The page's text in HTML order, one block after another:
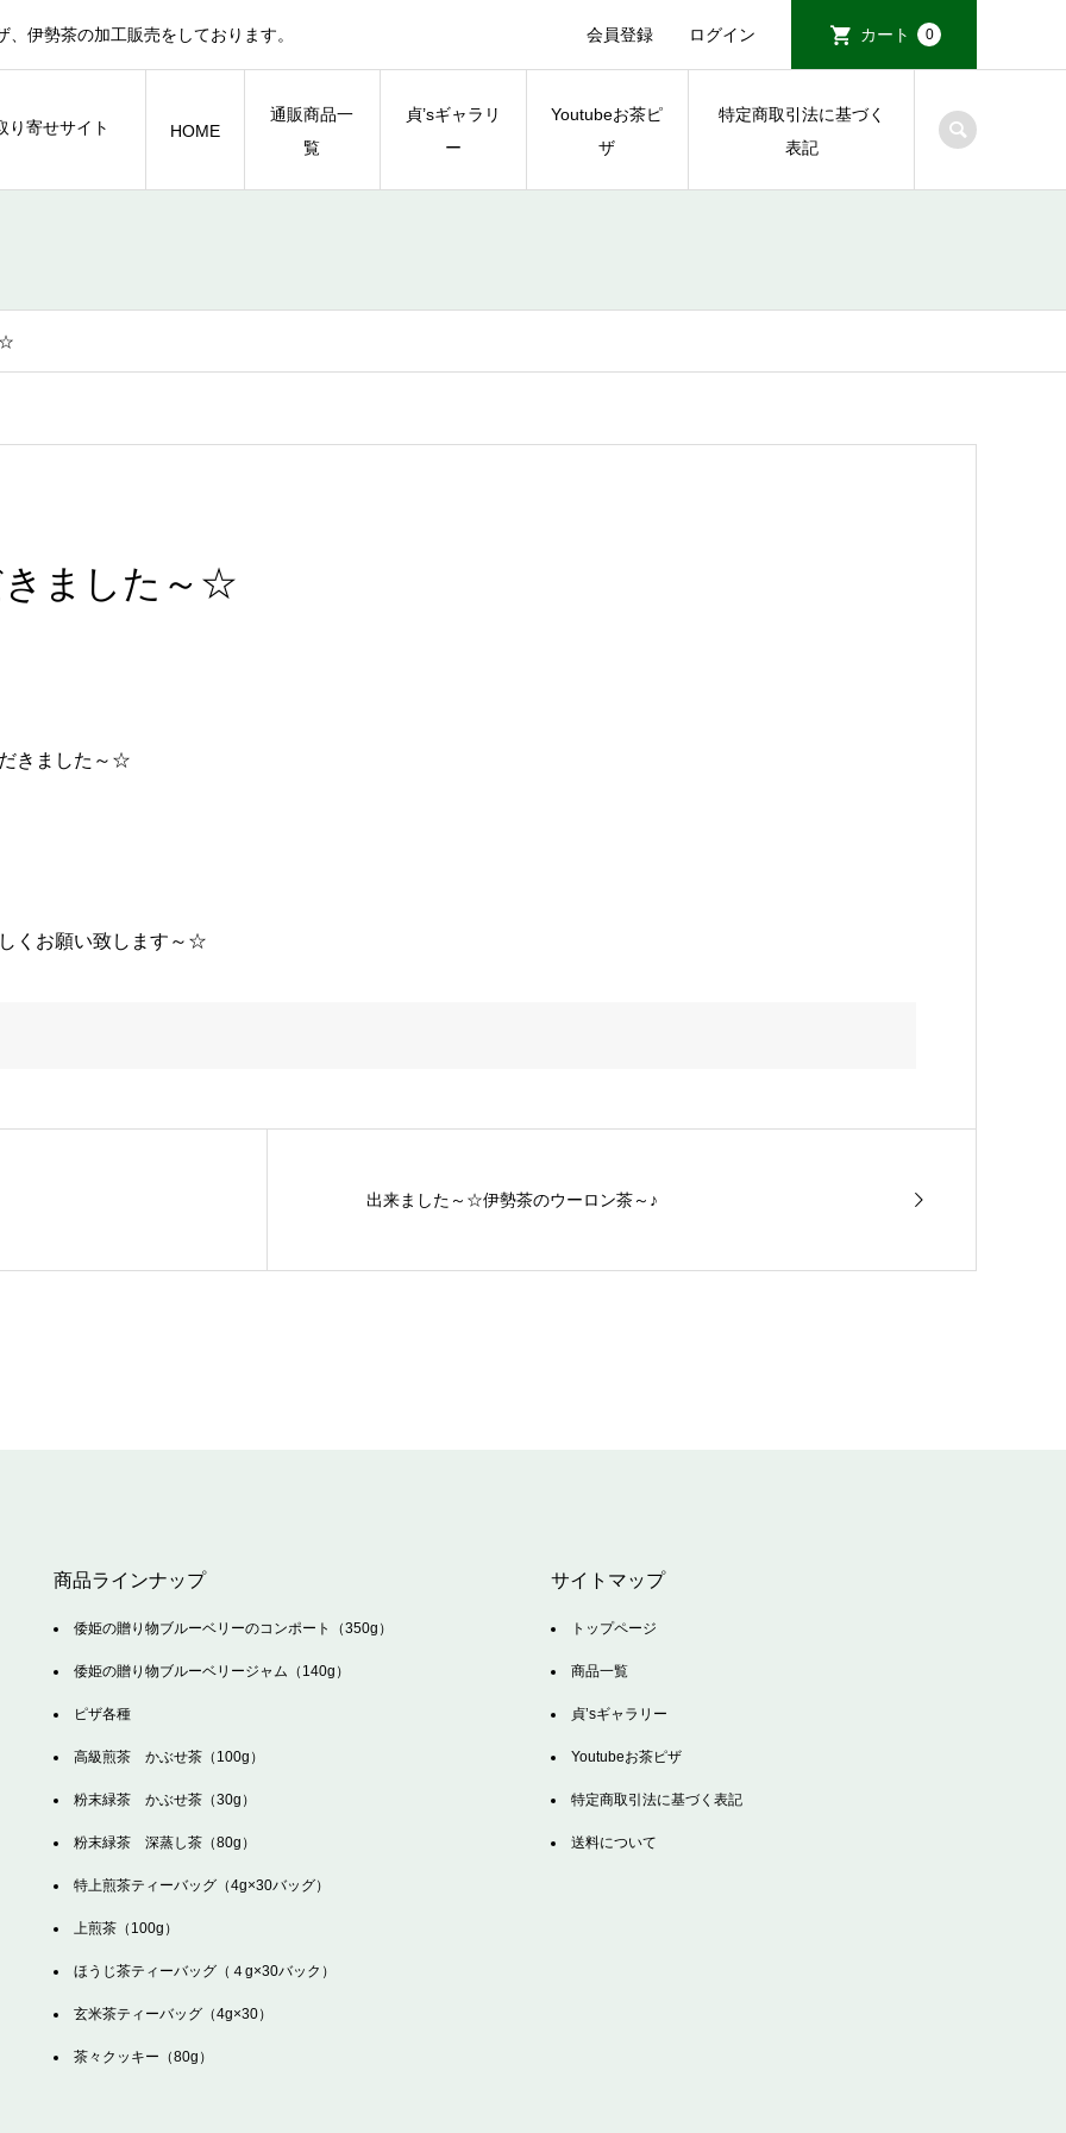
伊勢茶の加工販売をしております。 会員登録 ログイン カート 0
HOME
通販商品一
覧
貞’sギャラリ
ー
Youtubeお茶ピ
ザ
特定商取引法に基づく
表記
☆
きました～☆
きました～☆
くお願い致します～☆
出来ました～☆伊勢茶のウーロン茶～♪
商品ラインナップ
倭姫の贈り物ブルーベリーのコンポート（350g）
倭姫の贈り物ブルーベリージャム（140g）
ピザ各種
高級煎茶 かぶせ茶（100g）
粉末緑茶 かぶせ茶（30g）
粉末緑茶 深蒸し茶（80g）
特上煎茶ティーバッグ（4g×30バッグ）
上煎茶（100g）
ほうじ茶ティーバッグ（４g×30バック）
玄米茶ティーバッグ（4g×30）
茶々クッキー（80g）
サイトマップ
トップページ
商品一覧
貞’sギャラリー
Youtubeお茶ピザ
特定商取引法に基づく表記
送料について